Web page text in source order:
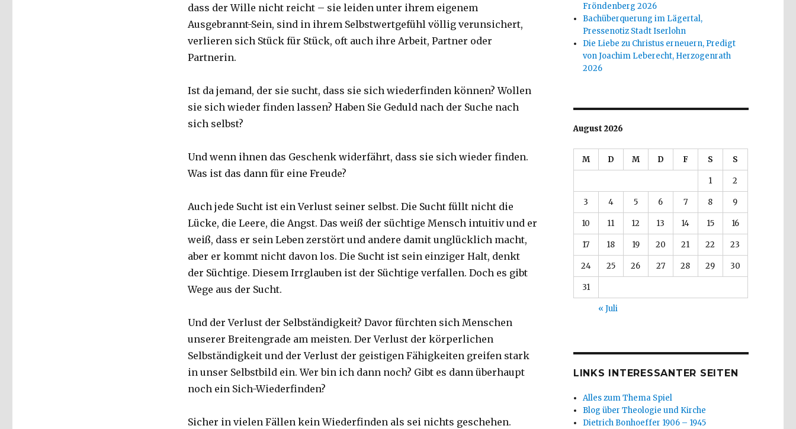
dass der Wille nicht reicht – sie leiden unter ihrem eigenem
Ausgebrannt-Sein, sind in ihrem Selbstwertgefühl völlig verunsichert,
verlieren sich Stück für Stück, oft auch ihre Arbeit, Partner oder
Partnerin.
Ist da jemand, der sie sucht, dass sie sich wiederfinden können? Wollen
sie sich wieder finden lassen? Haben Sie Geduld nach der Suche nach
sich selbst?
Und wenn ihnen das Geschenk widerfährt, dass sie sich wieder finden.
Was ist das dann für eine Freude?
Auch jede Sucht ist ein Verlust seiner selbst. Die Sucht füllt nicht die
Lücke, die Leere, die Angst. Das weiß der süchtige Mensch intuitiv und er
weiß, dass er sein Leben zerstört und andere damit unglücklich macht,
aber er kommt nicht davon los. Die Sucht ist sein einziger Halt, denkt
der Süchtige. Diesem Irrglauben ist der Süchtige verfallen. Doch es gibt
Wege aus der Sucht.
Und der Verlust der Selbständigkeit? Davor fürchten sich Menschen
unserer Breitengrade am meisten. Der Verlust der körperlichen
Selbständigkeit und der Verlust der geistigen Fähigkeiten greifen stark
in unser Selbstbild ein. Wer bin ich dann noch? Gibt es dann überhaupt
noch ein Sich-Wiederfinden?
Sicher in vielen Fällen kein Wiederfinden als sei nichts geschehen.
Fröndenberg 2026
Bachüberquerung im Lägertal,
Pressenotiz Stadt Iserlohn
Die Liebe zu Christus erneuern, Predigt
von Joachim Leberecht, Herzogenrath
2026
August 2026
M D M D F S S
1 2
3 4 5 6 7 8 9
10 11 12 13 14 15 16
17 18 19 20 21 22 23
24 25 26 27 28 29 30
31
« Juli
LINKS INTERESSANTER SEITEN
Alles zum Thema Spiel
Blog über Theologie und Kirche
Dietrich Bonhoeffer 1906 – 1945